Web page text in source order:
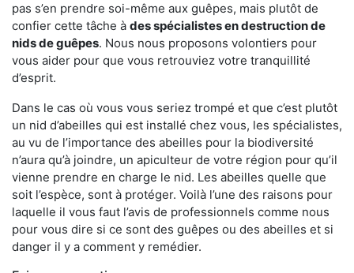
pas s’en prendre soi-même aux guêpes, mais plutôt de
confier cette tâche à des spécialistes en destruction de
nids de guêpes. Nous nous proposons volontiers pour
vous aider pour que vous retrouviez votre tranquillité
d’esprit.
Dans le cas où vous vous seriez trompé et que c’est plutôt
un nid d’abeilles qui est installé chez vous, les spécialistes,
au vu de l’importance des abeilles pour la biodiversité
n’aura qu’à joindre, un apiculteur de votre région pour qu’il
vienne prendre en charge le nid. Les abeilles quelle que
soit l’espèce, sont à protéger. Voilà l’une des raisons pour
laquelle il vous faut l’avis de professionnels comme nous
pour vous dire si ce sont des guêpes ou des abeilles et si
danger il y a comment y remédier.